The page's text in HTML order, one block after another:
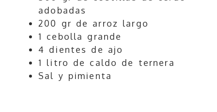
adobadas
200 gr de arroz largo
1 cebolla grande
4 dientes de ajo
1 litro de caldo de ternera
Sal y pimienta